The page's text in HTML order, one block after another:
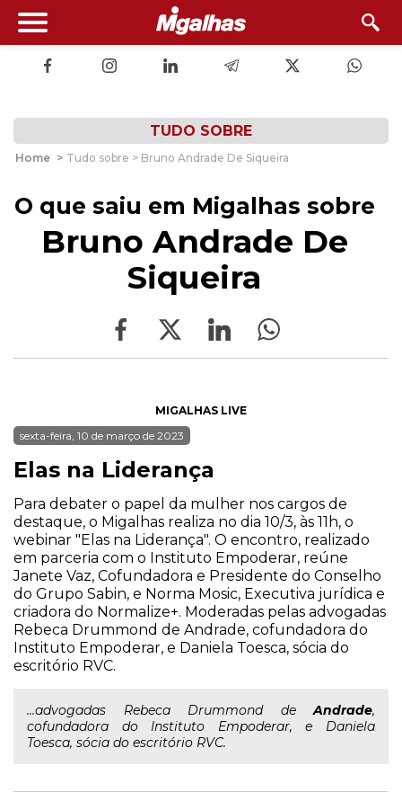
TUDO SOBRE
Home > Tudo sobre > Bruno Andrade De Siqueira
O que saiu em Migalhas sobre
Bruno Andrade De
Siqueira
MIGALHAS LIVE
sexta-feira, 10 de março de 2023
Elas na Liderança
Para debater o papel da mulher nos cargos de
destaque, o Migalhas realiza no dia 10/3, às 11h, o
webinar "Elas na Liderança". O encontro, realizado
em parceria com o Instituto Empoderar, reúne
Janete Vaz, Cofundadora e Presidente do Conselho
do Grupo Sabin, e Norma Mosic, Executiva jurídica e
criadora do Normalize+. Moderadas pelas advogadas
Rebeca Drummond de Andrade, cofundadora do
Instituto Empoderar, e Daniela Toesca, sócia do
escritório RVC.
...advogadas Rebeca Drummond deAndrade,
cofundadora do Instituto Empoderar, e Daniela
Toesca, sócia do escritório RVC.